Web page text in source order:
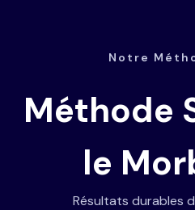
Notre
Méthode
le
Résultats durables